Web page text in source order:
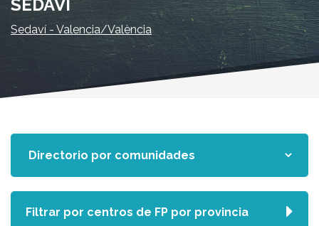
SEDAVÍ
Sedaví - Valencia/València
Filtrar por centros de FP por provincia